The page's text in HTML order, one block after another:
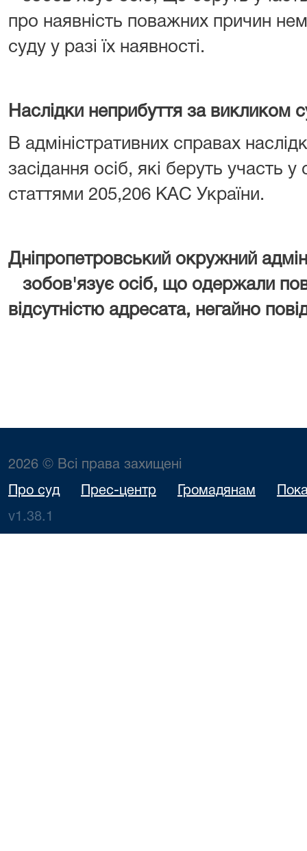
про наявність поважних причин
суду у разі їх наявності.
Наслідки неприбуття за викликом
В адміністративних справах
засідання осіб, які беруть участь у
статтями 205,206 КАС України.
Дніпропетровський окружний
зобов'язує осіб, що одержали
відсутністю адресата, негайно
2026 © Всі права захищені
Про суд Прес-центр Громадянам
v1.38.1